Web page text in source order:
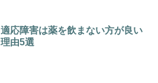
適応障害は薬を飲まない方が良い
理由5選